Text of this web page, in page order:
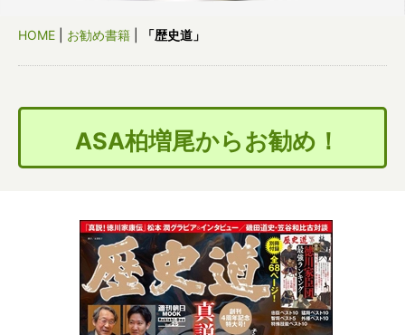
HOME お勧め書籍 「歴史道」
ASA柏増尾からお勧め！